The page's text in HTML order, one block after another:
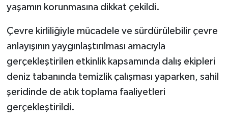
yaşamın korunmasına dikkat çekildi.
Çevre kirliliğiyle mücadele ve sürdürülebilir çevre
anlayışının yaygınlaştırılması amacıyla
gerçekleştirilen etkinlik kapsamında dalış ekipleri
deniz tabanında temizlik çalışması yaparken, sahil
şeridinde de atık toplama faaliyetleri
gerçekleştirildi.